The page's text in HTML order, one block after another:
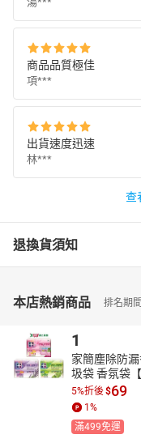
廠商電話號碼 0800-033-
廠商地址 宜蘭縣頭城鎮
保存期限 1年
製造日期／有效日期
投保產品責任險字號 標示
其他揭露事項 無
營養標示數據若與包裝
◎ 注意事項：
◎ 製造日期與有效期限，
◎ 本產品文案若有變動
商品品質極佳
項***
出貨速度迅速
林***
查
退換貨須知
本店熱銷商品 排名期
1
家簡塵除防
圾袋 香氛袋【
5%折後$69
1 %
滿499免運